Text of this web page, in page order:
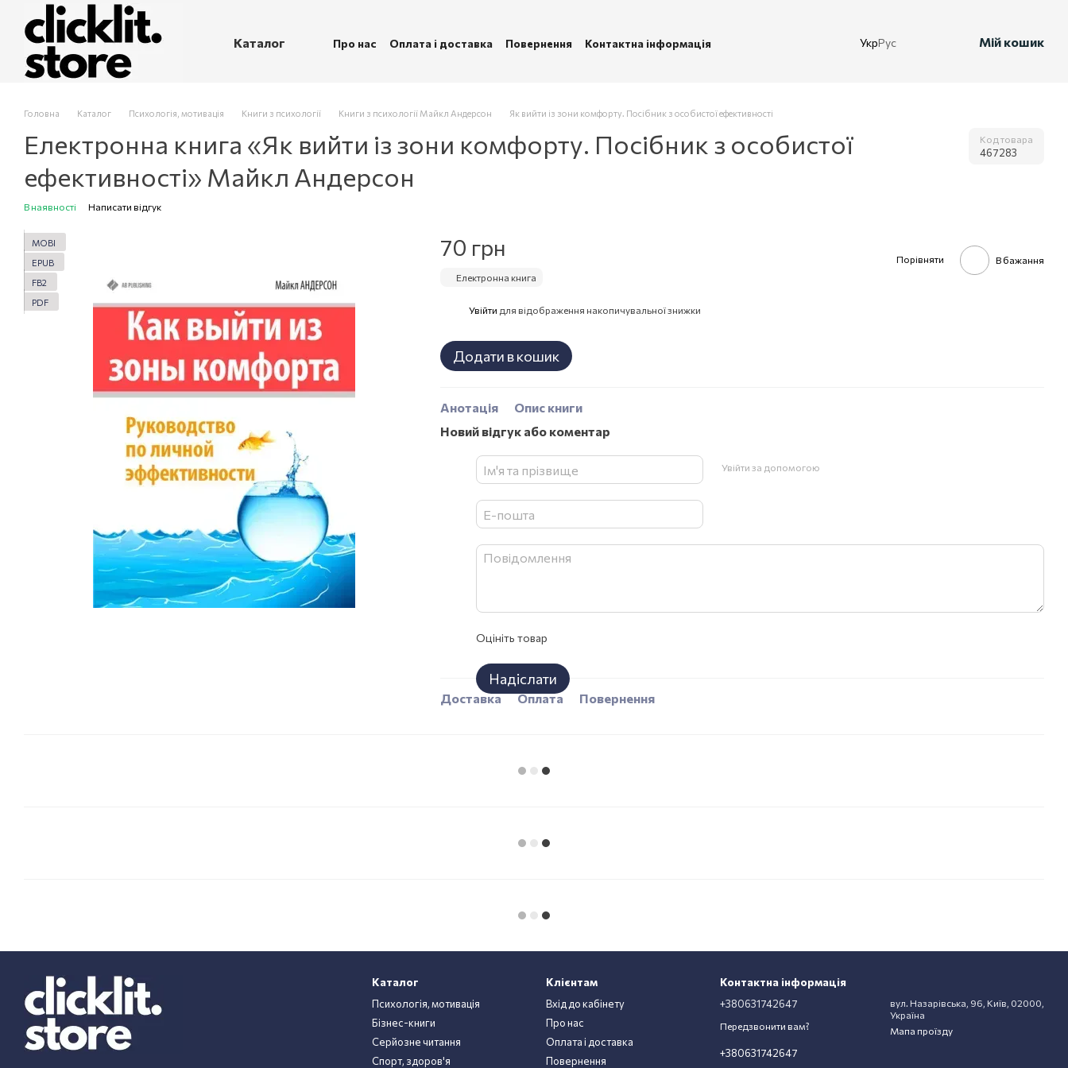
Перейти до основного контенту
Каталог Про нас Оплата і доставка Повернення
Контактна інформація
УкрРус Мій кошик
Головна Каталог Психологія, мотивація Книги з психології Книги з психології Майкл Андерсон Як вийти із зони комфорту. Посібник з особистої ефективності
Електронна книга «Як вийти із зони комфорту. Посібник з особистої
ефективності» Майкл Андерсон
Код товара
467283
В наявності Написати відгук
MOBI
EPUB
FB2
PDF
70 грн
Електронна книга
Порівняти В бажання
Увійти для відображення накопичувальної знижки
Додати в кошик
Анотація
Опис книги
Новий відгук або коментар
Увійти за допомогою
Оцініть товар
Надіслати
Доставка Оплата Повернення
Каталог
Психологія, мотивація
Бізнес-книги
Серйозне читання
Спорт, здоров'я
Клієнтам
Вхід до кабінету
Про нас
Оплата і доставка
Повернення
Контактна інформація
+380631742647
Передзвонити вам?
+380631742647
вул. Назарівська, 96, Київ, 02000,
Україна
Мапа проїзду